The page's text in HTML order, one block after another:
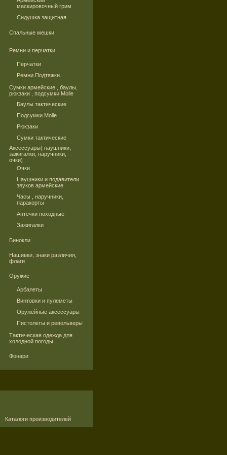
маскировочный грим
Сидушка защитная
Спальные мешки
Ремни и перчатки
Перчатки
Ремни.Подтяжки.
Сумки армейские , баулы,
рюкзаки , подсумки Molle
Баулы тактические
Подсумки Molle
Рюкзаки
Сумки тактические
Аксессуары( наушники,
зажигалки, наручники,
очки)
Очки
Наушники и подавители
звуков армейские
Часы , наручники,
паракорты
Аптечки походные
Зажигалки
Бинокли
Нашивки, знаки различия,
флаги
Оружие
Арбалеты
Винтовки и пулеметы
Оружейные аксессуары
Пистолеты и револьверы
Тактическая одежда для
холодной погоды
Фонари
Каталоги производителей